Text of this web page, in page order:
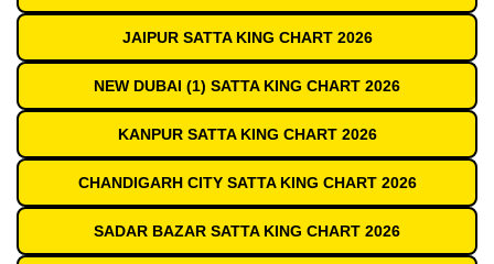
JAIPUR SATTA KING CHART 2026
NEW DUBAI (1) SATTA KING CHART 2026
KANPUR SATTA KING CHART 2026
CHANDIGARH CITY SATTA KING CHART 2026
SADAR BAZAR SATTA KING CHART 2026